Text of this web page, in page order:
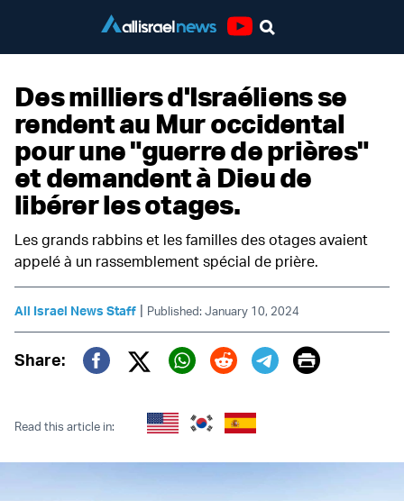
Des milliers d'Israéliens se
rendent au Mur occidental
pour une "guerre de prières"
et demandent à Dieu de
libérer les otages.
Les grands rabbins et les familles des otages avaient
appelé à un rassemblement spécial de prière.
All Israel News Staff | Published: January 10, 2024
Share:
Twitter (X)
Print
Read this article in: